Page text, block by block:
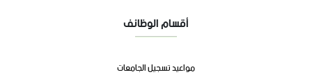
أقسام الوظائف
مواعيد تسجيل الجامعات